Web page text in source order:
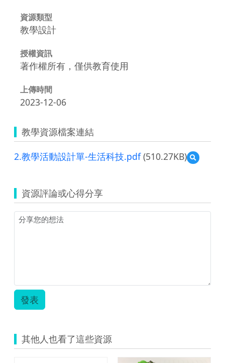
資源類型
教學設計
授權資訊
著作權所有，僅供教育使用
上傳時間
2023-12-06
教學資源檔案連結
2.教學活動設計單-生活科技.pdf(510.27KB)
預
覽
活
動
技.pdf
資源評論或心得分享
發表
其他人也看了這些資源